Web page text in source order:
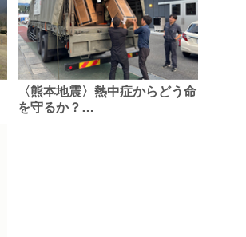
〈熊本地震〉熱中症からどう命
を守るか？…